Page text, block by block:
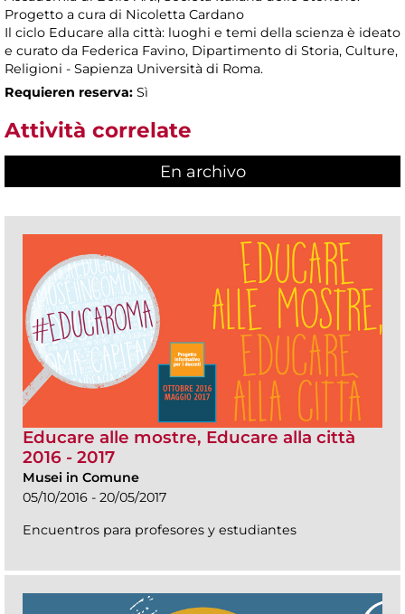
Progetto a cura di Nicoletta Cardano
Il ciclo Educare alla città: luoghi e temi della scienza è ideato
e curato da Federica Favino, Dipartimento di Storia, Culture,
Religioni - Sapienza Università di Roma.
Requieren reserva: Sì
Attività correlate
En archivo
Educare alle mostre, Educare alla città
2016 - 2017
Musei in Comune
05/10/2016 - 20/05/2017
Encuentros para profesores y estudiantes